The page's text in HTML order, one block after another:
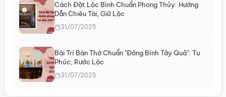
Cách Đặt Lộc Bình Chuẩn Phong Thủy: Hướng
Dẫn Chiêu Tài, Giữ Lộc
31/07/2025
Bài Trí Bàn Thờ Chuẩn "Đông Bình Tây Quả": Tụ
Phúc, Rước Lộc
31/07/2025